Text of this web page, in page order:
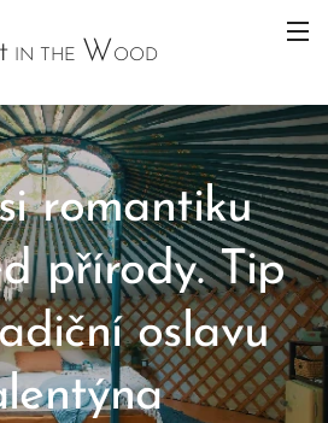
IN THE W OOD
romantiku
přírody. Tip
oslavu